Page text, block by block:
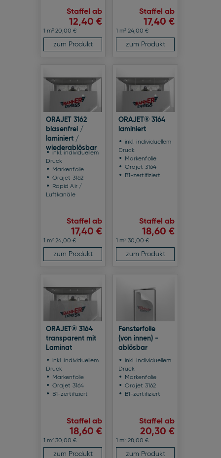
Staffel ab
12,40 €
1 m2 20,00 €
zum Produkt
Staffel ab
17,40 €
1 m2 24,00 €
zum Produkt
ORAJET 3162
blasenfrei /
laminiert /
wiederablösbar
inkl. individuellem
Druck
Markenfolie
Orajet 3162
Rapid Air /
Luftkanäle
Staffel ab
17,40 €
1 m2 24,00 €
zum Produkt
ORAJET® 3164
laminiert
inkl. individuellem
Druck
Markenfolie
Orajet 3164
B1-zertifiziert
Staffel ab
18,60 €
1 m2 30,00 €
zum Produkt
ORAJET® 3164
transparent mit
Laminat
inkl. individuellem
Druck
Markenfolie
Orajet 3164
B1-zertifiziert
Staffel ab
18,60 €
1 m2 30,00 €
zum Produkt
Fensterfolie
(von innen) -
ablösbar
inkl. individuellem
Druck
Markenfolie
Orajet 3162
B1-zertifiziert
Staffel ab
20,30 €
1 m2 28,00 €
zum Produkt